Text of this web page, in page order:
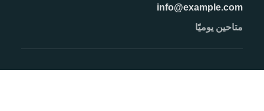
info@example.com
متاحين يوميًا